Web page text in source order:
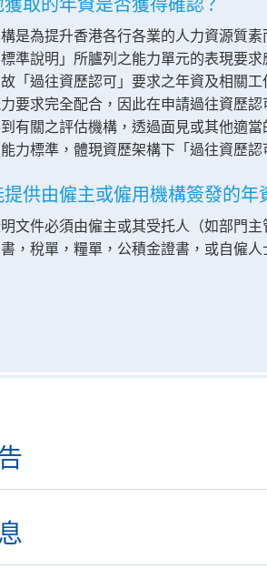
取的年資是否獲得確認 ?
是為提升香港各行各業的人力資源質
標準說明」所臚列之能力單元的表現要
「過往資歷認可」要求之年資及相關
要求完全配合，因此在申請過往資歷
有關之評估機構，透過面見或其他適
力標準，體現資歷架構下「過往資歷認
供由僱主或僱用機構簽發的年
文件必須由僱主或其受托人（如部門
，稅單，糧單，公積金證書，或自僱